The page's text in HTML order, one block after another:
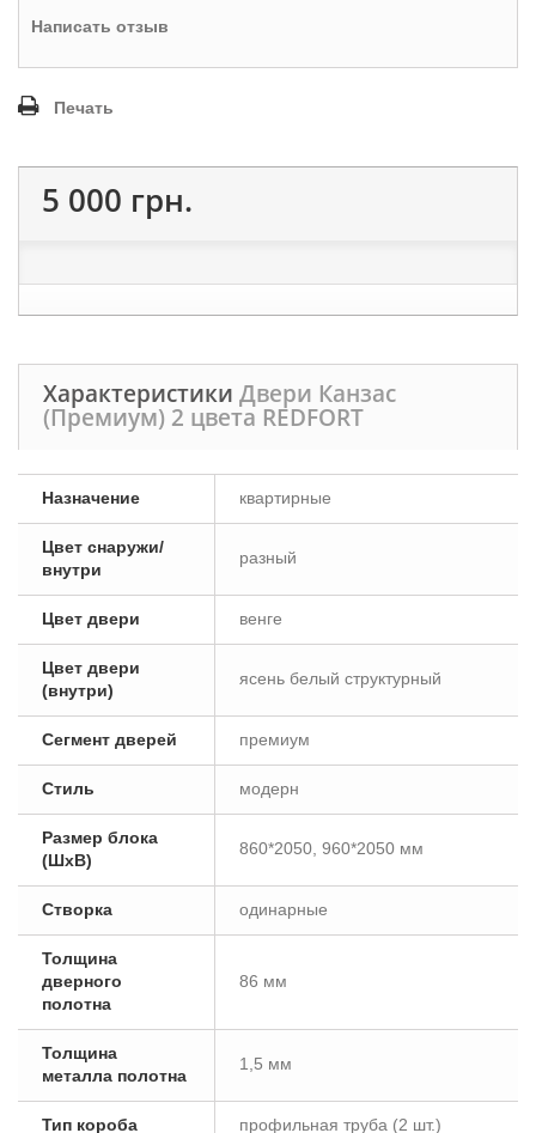
Написать отзыв
Печать
5 000 грн.
Характеристики Двери Канзас
(Премиум) 2 цвета REDFORT
Назначение квартирные
Цвет снаружи/
внутри
разный
Цвет двери венге
Цвет двери
(внутри)
ясень белый структурный
Сегмент дверей премиум
Стиль модерн
Размер блока
(ШxВ)
860*2050, 960*2050 мм
Створка одинарные
Толщина
дверного
полотна
86 мм
Толщина
металла полотна
1,5 мм
Тип короба профильная труба (2 шт.)